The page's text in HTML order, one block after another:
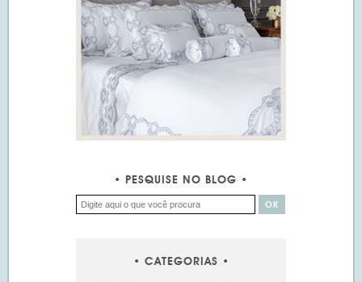
PESQUISE NO BLOG
CATEGORIAS